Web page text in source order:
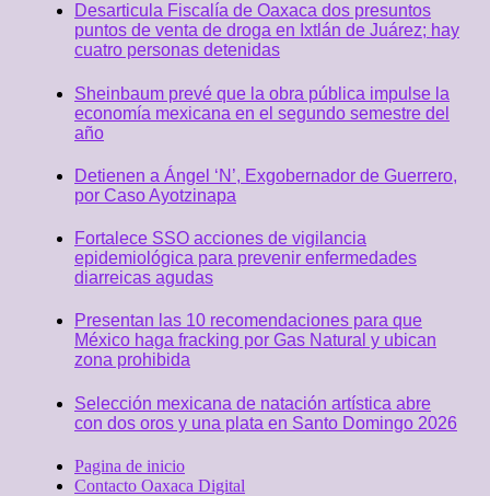
Desarticula Fiscalía de Oaxaca dos presuntos
puntos de venta de droga en Ixtlán de Juárez; hay
cuatro personas detenidas
Sheinbaum prevé que la obra pública impulse la
economía mexicana en el segundo semestre del
año
Detienen a Ángel ‘N’, Exgobernador de Guerrero,
por Caso Ayotzinapa
Fortalece SSO acciones de vigilancia
epidemiológica para prevenir enfermedades
diarreicas agudas
Presentan las 10 recomendaciones para que
México haga fracking por Gas Natural y ubican
zona prohibida
Selección mexicana de natación artística abre
con dos oros y una plata en Santo Domingo 2026
Pagina de inicio
Contacto Oaxaca Digital